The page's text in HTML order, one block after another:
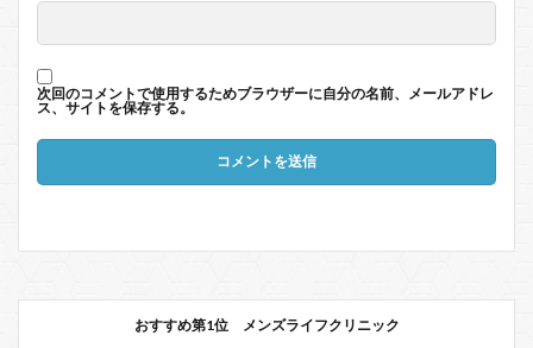
次回のコメントで使用するためブラウザーに自分の名前、メールアドレ
ス、サイトを保存する。
おすすめ第1位 メンズライフクリニック